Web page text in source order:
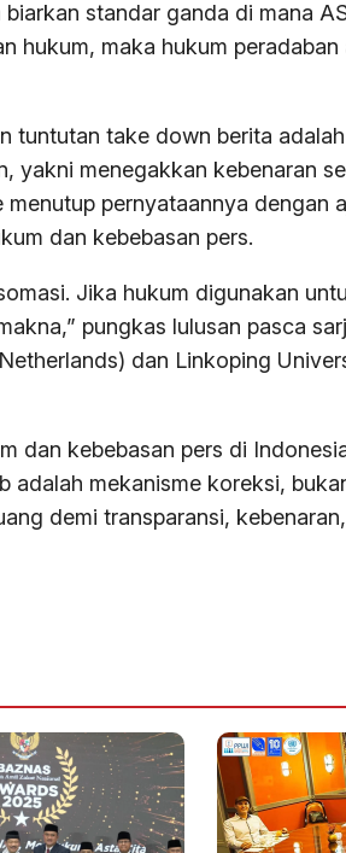
standar ganda di mana
hukum, maka hukum peradaban
tuntutan take down berita
yakni menegakkan kebenaran
pernyataannya dengan
dan kebebasan pers.
Jika hukum digunakan
pungkas lulusan pasca
dan Linkoping
dan kebebasan pers di
adalah mekanisme koreksi,
demi transparansi,